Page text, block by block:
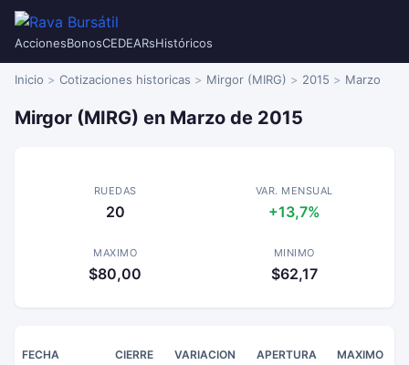
AccionesBonosCEDEARsHistóricos
Inicio Cotizaciones historicas Mirgor (MIRG) 2015 Marzo
Mirgor (MIRG) en Marzo de 2015
RUEDAS
20
VAR. MENSUAL
+13,7%
MAXIMO
$80,00
MINIMO
$62,17
FECHA CIERRE VARIACION APERTURA MAXIMO